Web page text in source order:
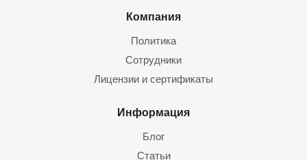
Компания
Политика
Сотрудники
Лицензии и сертификаты
Информация
Блог
Статьи